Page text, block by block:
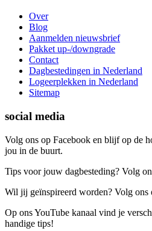
Over
Blog
Aanmelden nieuwsbrief
Pakket up-/downgrade
Contact
Dagbestedingen in Nederland
Logeerplekken in Nederland
Sitemap
social media
Volg ons op Facebook en blijf op de
jou in de buurt.
Tips voor jouw dagbesteding? Volg
Wil jij geïnspireerd worden? Volg ons
Op ons YouTube kanaal vind je
handige tips!